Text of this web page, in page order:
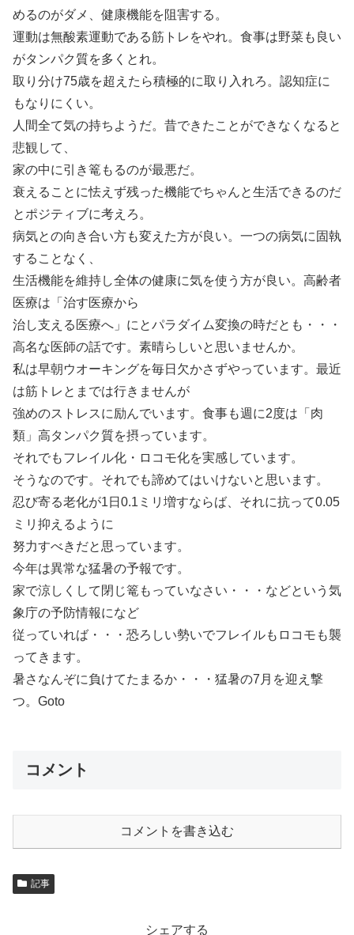
めるのがダメ、健康機能を阻害する。
運動は無酸素運動である筋トレをやれ。食事は野菜も良い
がタンパク質を多くとれ。
取り分け75歳を超えたら積極的に取り入れろ。認知症に
もなりにくい。
人間全て気の持ちようだ。昔できたことができなくなると
悲観して、
家の中に引き篭もるのが最悪だ。
衰えることに怯えず残った機能でちゃんと生活できるのだ
とポジティブに考えろ。
病気との向き合い方も変えた方が良い。一つの病気に固執
することなく、
生活機能を維持し全体の健康に気を使う方が良い。高齢者
医療は「治す医療から
治し支える医療へ」にとパラダイム変換の時だとも・・・
高名な医師の話です。素晴らしいと思いませんか。
私は早朝ウオーキングを毎日欠かさずやっています。最近
は筋トレとまでは行きませんが
強めのストレスに励んでいます。食事も週に2度は「肉
類」高タンパク質を摂っています。
それでもフレイル化・ロコモ化を実感しています。
そうなのです。それでも諦めてはいけないと思います。
忍び寄る老化が1日0.1ミリ増すならば、それに抗って0.05
ミリ抑えるように
努力すべきだと思っています。
今年は異常な猛暑の予報です。
家で涼しくして閉じ篭もっていなさい・・・などという気
象庁の予防情報になど
従っていれば・・・恐ろしい勢いでフレイルもロコモも襲
ってきます。
暑さなんぞに負けてたまるか・・・猛暑の7月を迎え撃
つ。Goto
コメント
コメントを書き込む
記事
シェアする